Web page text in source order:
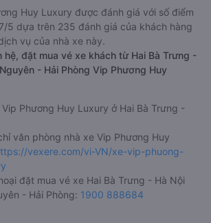
Huy Luxury được đánh giá với số điểm
5 dựa trên 235 đánh giá của khách hàng
vụ của nhà xe này.
hệ, đặt mua vé xe khách từ Hai Bà Trưng -
- Hải Phòng Vip Phương Huy
Phương Huy Luxury ở Hai Bà Trưng -
văn phòng nhà xe Vip Phương Huy
vexere.com/vi-VN/xe-vip-phuong-
đặt mua vé xe Hai Bà Trưng - Hà Nội
- Hải Phòng: 1900 888684